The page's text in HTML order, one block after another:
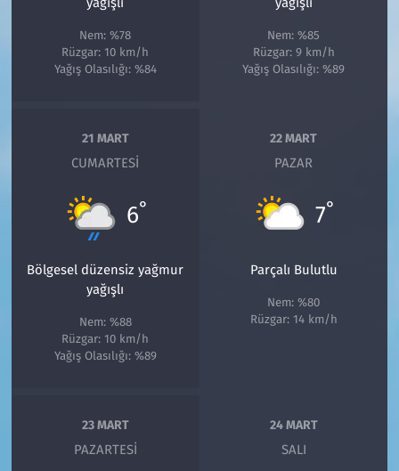
Nem: %78
Rüzgar: 10 km/h
Yağış Olasılığı: %84
Nem: %85
Rüzgar: 9 km/h
Yağış Olasılığı: %89
21 MART
CUMARTESI
6°
Bölgesel düzensiz yağmur
yağışlı
Nem: %88
Rüzgar: 10 km/h
Yağış Olasılığı: %89
22 MART
PAZAR
7°
Parçalı Bulutlu
Nem: %80
Rüzgar: 14 km/h
23 MART
PAZARTESI
24 MART
SALI